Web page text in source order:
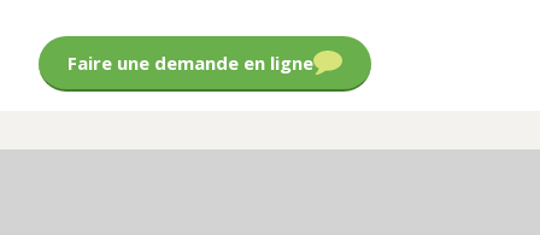
Faire une demande en ligne